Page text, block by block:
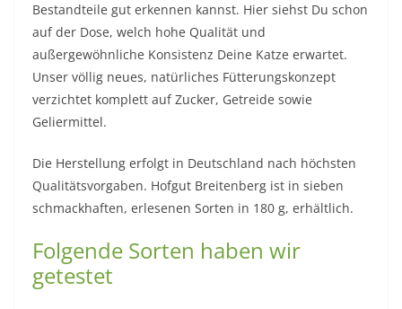
Bestandteile gut erkennen kannst. Hier siehst Du schon
auf der Dose, welch hohe Qualität und
außergewöhnliche Konsistenz Deine Katze erwartet.
Unser völlig neues, natürliches Fütterungskonzept
verzichtet komplett auf Zucker, Getreide sowie
Geliermittel.
Die Herstellung erfolgt in Deutschland nach höchsten
Qualitätsvorgaben. Hofgut Breitenberg ist in sieben
schmackhaften, erlesenen Sorten in 180 g, erhältlich.
Folgende Sorten haben wir
getestet